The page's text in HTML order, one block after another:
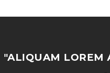
"ALIQUAM LOREM